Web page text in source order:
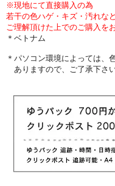
※現地にて直接購入の為
若干の色ハゲ・キズ・汚れな
ご理解頂けた上でのご購入を
＊ベトナム
＊パソコン環境によっては、
ありますので、ご了承下さい